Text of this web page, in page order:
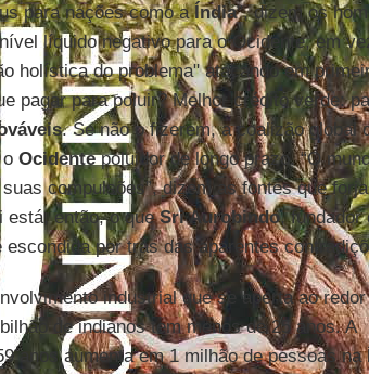
para nações como aÍndia”, dizem os
líquido negativo para o Ocidente, em
holística do problema" atacando em
pagar para poluir? Melhor crédito verde:
. Se não o fizerem, a coalizão global
Ocidentepoluidor de longo prazo. “O
compulsões”, dizem as fontes que
está, então, o queSri Aurobindo, fundador
escondida por trás das aparentes
industrial que se aperta ao
de indianos tem menos de 25 anos. A
anos aumenta em 1 milhão de pessoas na